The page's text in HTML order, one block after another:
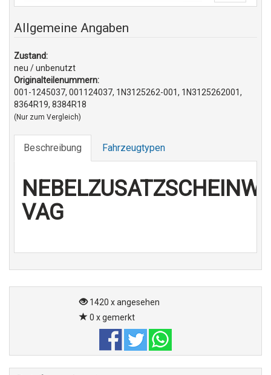
Allgemeine Angaben
Zustand:
neu / unbenutzt
Originalteilenummern:
001-1245037, 001124037, 1N3125262-001, 1N3125262001,
8364R19, 8384R18
(Nur zum Vergleich)
Beschreibung Fahrzeugtypen
VAG
1420 x angesehen
0 x gemerkt